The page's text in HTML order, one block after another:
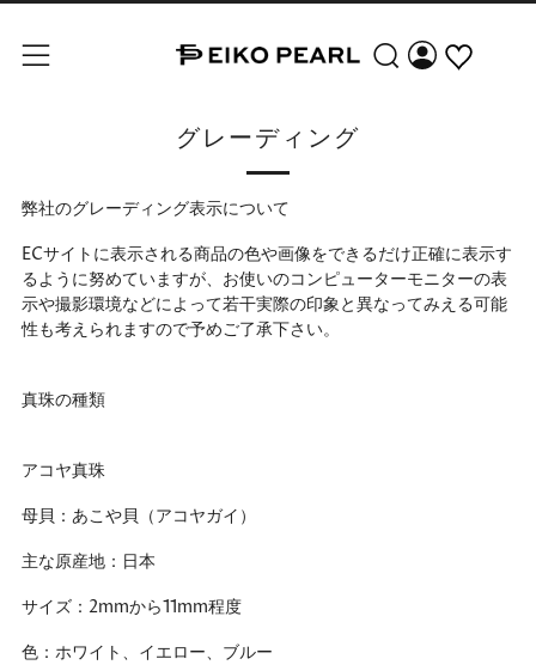
メニュー 検索
グレーディング
弊社のグレーディング表示について
ECサイトに表示される商品の色や画像をできるだけ正確に表示す
るように努めていますが、お使いのコンピューターモニターの表
示や撮影環境などによって若干実際の印象と異なってみえる可能
性も考えられますので予めご了承下さい。
真珠の種類
アコヤ真珠
母貝：あこや貝（アコヤガイ）
主な原産地：日本
サイズ：2mmから11mm程度
色：ホワイト、イエロー、ブルー